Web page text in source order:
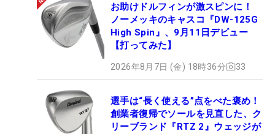
お助けドルフィンが激スピンに！
ノーメッキのキャスコ『DW-125G
High Spin』、9月11日デビュー
【打ってみた】
2026年8月7日 (金) 18時36分 33
選手は“長く使える”点をべた褒め！
創業者復帰でソールを見直した、ク
リーブランド『RTZ 2』ウェッジが